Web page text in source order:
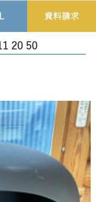
資料請求
20 50